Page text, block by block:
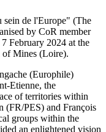
sein de l'Europe" (The
by CoR member
February 2024 at the
of Mines (Loire).
(Europhile)
Etienne, the
of territories within
(FR/PES) and François
groups within the
an enlightened vision